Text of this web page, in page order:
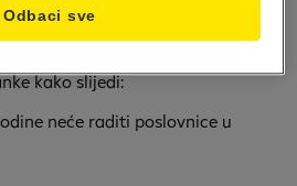
klijente da će povodom
do izmjena u radnom vremenu
kako slijedi:
neće raditi poslovnice u
Odbaci sve